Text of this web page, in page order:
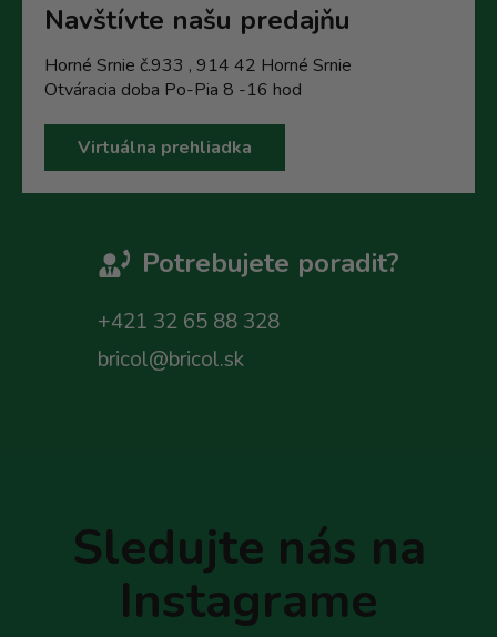
Navštívte našu predajňu
Horné Srnie č.933 , 914 42 Horné Srnie
Otváracia doba Po-Pia 8 -16 hod
Virtuálna prehliadka
Potrebujete poradit?
+421 32 65 88 328
bricol@bricol.sk
Sledujte nás na
Instagrame